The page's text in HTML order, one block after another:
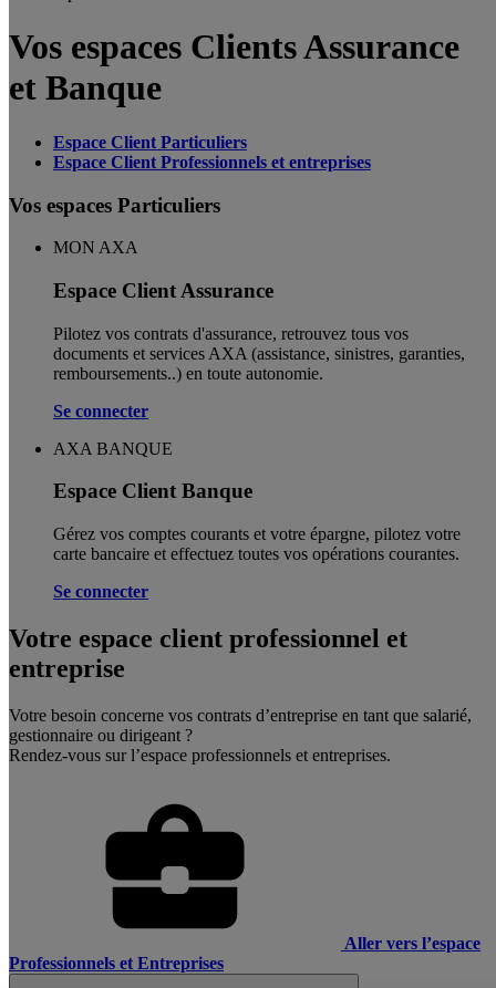
Vos espaces Clients Assurance
et Banque
Espace Client Particuliers
Espace Client Professionnels et entreprises
Vos espaces Particuliers
MON AXA
Espace Client Assurance
Pilotez vos contrats d'assurance, retrouvez tous vos
documents et services AXA (assistance, sinistres, garanties,
remboursements..) en toute autonomie. ​
Se connecter
AXA BANQUE
Espace Client Banque
Gérez vos comptes courants et votre épargne, pilotez votre
carte bancaire et effectuez toutes vos opérations courantes.
Se connecter
Votre espace client professionnel et
entreprise
Votre besoin concerne vos contrats d’entreprise en tant que salarié,
gestionnaire ou dirigeant ?
Rendez-vous sur l’espace professionnels et entreprises.
Aller vers l’espace
Professionnels et Entreprises